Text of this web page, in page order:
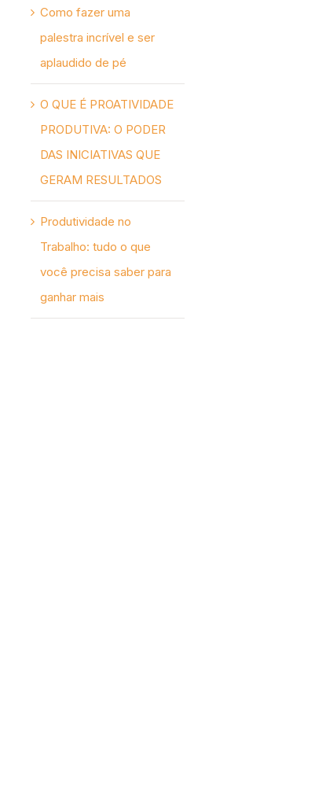
Como fazer uma
palestra incrível e ser
aplaudido de pé
O QUE É PROATIVIDADE
PRODUTIVA: O PODER
DAS INICIATIVAS QUE
GERAM RESULTADOS
Produtividade no
Trabalho: tudo o que
você precisa saber para
ganhar mais